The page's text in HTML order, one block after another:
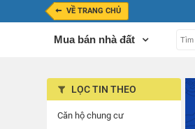
VỀ TRANG CHỦ
Mua bán nhà đất
LỌC TIN THEO
Căn hộ chung cư